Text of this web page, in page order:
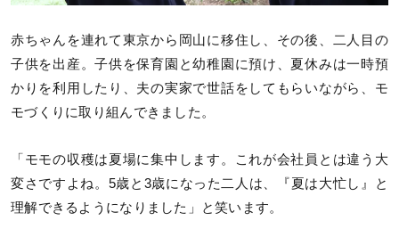
赤ちゃんを連れて東京から岡山に移住し、その後、二人目の
子供を出産。子供を保育園と幼稚園に預け、夏休みは一時預
かりを利用したり、夫の実家で世話をしてもらいながら、モ
モづくりに取り組んできました。
「モモの収穫は夏場に集中します。これが会社員とは違う大
変さですよね。5歳と3歳になった二人は、『夏は大忙し』と
理解できるようになりました」と笑います。